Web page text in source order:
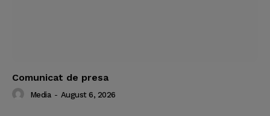
Comunicat de presa
Media - August 6, 2026